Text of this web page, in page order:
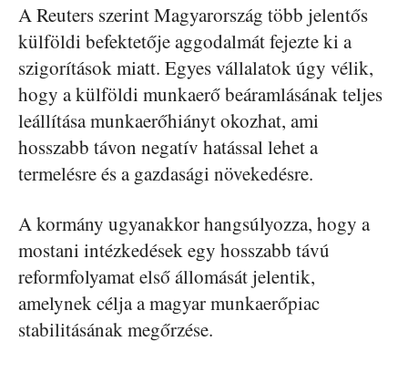
A Reuters szerint Magyarország több jelentős
külföldi befektetője aggodalmát fejezte ki a
szigorítások miatt. Egyes vállalatok úgy vélik,
hogy a külföldi munkaerő beáramlásának teljes
leállítása munkaerőhiányt okozhat, ami
hosszabb távon negatív hatással lehet a
termelésre és a gazdasági növekedésre.
A kormány ugyanakkor hangsúlyozza, hogy a
mostani intézkedések egy hosszabb távú
reformfolyamat első állomását jelentik,
amelynek célja a magyar munkaerőpiac
stabilitásának megőrzése.